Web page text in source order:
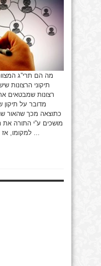
מה הם תרי”ג
רצונות שמבטאים
מדובר על
כתוצאה מכך שהאור
מושכים ע”י התורה את
למקומו, אז הוא קודם כל בא לתקן את מקום ...